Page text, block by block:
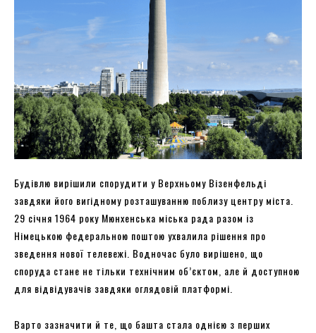
Будівлю вирішили спорудити у Верхньому Візенфельді
завдяки його вигідному розташуванню поблизу центру міста.
29 січня 1964 року Мюнхенська міська рада разом із
Німецькою федеральною поштою ухвалила рішення про
зведення нової телевежі. Водночас було вирішено, що
споруда стане не тільки технічним об’єктом, але й доступною
для відвідувачів завдяки оглядовій платформі.
Варто зазначити й те, що башта стала однією з перших